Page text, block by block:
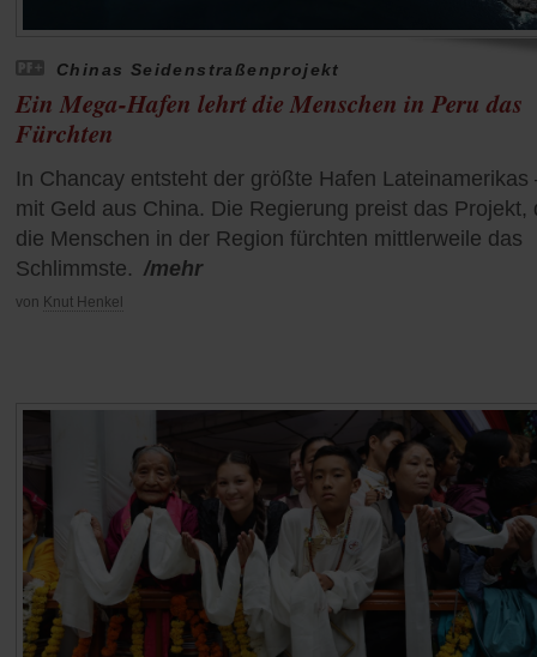
Chinas Seidenstraßenprojekt
Ein Mega-Hafen lehrt die Menschen in Peru das
Fürchten
In Chancay entsteht der größte Hafen Lateinamerikas
mit Geld aus China. Die Regierung preist das Projekt,
die Menschen in der Region fürchten mittlerweile das
Schlimmste. /mehr
von Knut Henkel